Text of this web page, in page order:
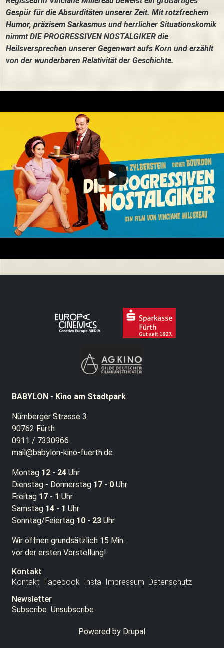
Gespür für die Absurditäten unserer Zeit. Mit rotzfrechem
Humor, präzisem Sarkasmus und herrlicher Situationskomik
nimmt DIE PROGRESSIVEN NOSTALGIKER die
Heilsversprechen unserer Gegenwart aufs Korn und erzählt
von der wunderbaren Relativität der Geschichte.
BABYLON - Kino am Stadtpark
Nürnberger Strasse 3
90762 Fürth
0911 / 7330966
mail@babylon-kino-fuerth.de
Montag 12 - 24 Uhr
Dienstag - Donnerstag 17 - 0 Uhr
Freitag 17 - 1 Uhr
Samstag 14 - 1 Uhr
Sonntag/Feiertag 10 - 23 Uhr
Wir öffnen grundsätzlich 15 Min.
vor der ersten Vorstellung!
Kontakt
Kontakt Facebook Insta Impressum Datenschutz
Newsletter
Subscribe Unsubscribe
Powered by Drupal